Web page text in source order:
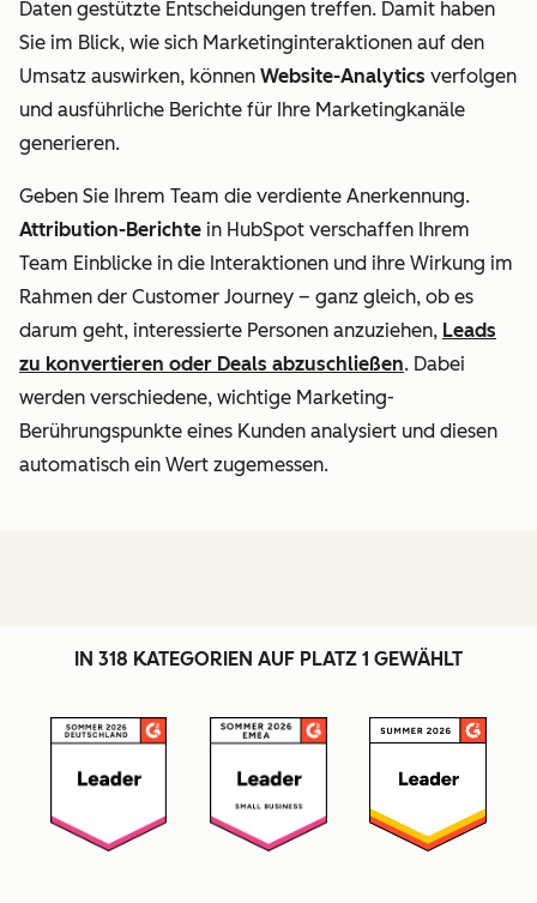
Daten gestützte Entscheidungen treffen. Damit haben
Sie im Blick, wie sich Marketinginteraktionen auf den
Umsatz auswirken, können Website-Analytics verfolgen
und ausführliche Berichte für Ihre Marketingkanäle
generieren.
Geben Sie Ihrem Team die verdiente Anerkennung.
Attribution-Berichte in HubSpot verschaffen Ihrem
Team Einblicke in die Interaktionen und ihre Wirkung im
Rahmen der Customer Journey – ganz gleich, ob es
darum geht, interessierte Personen anzuziehen, Leads
zu konvertieren oder Deals abzuschließen. Dabei
werden verschiedene, wichtige Marketing-
Berührungspunkte eines Kunden analysiert und diesen
automatisch ein Wert zugemessen.
IN 318 KATEGORIEN AUF PLATZ 1 GEWÄHLT